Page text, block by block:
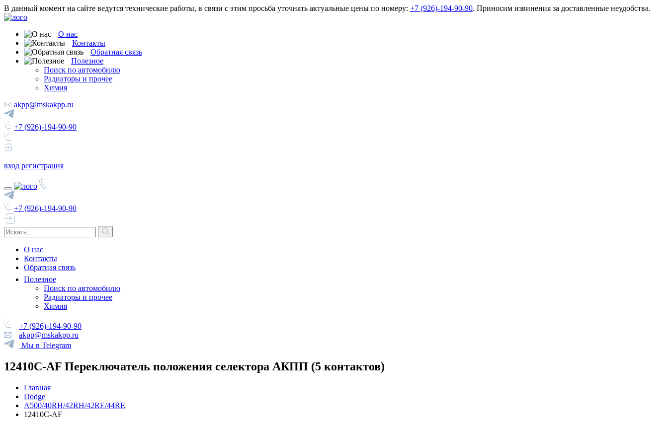
В данный момент на сайте ведутся технические работы, в связи с этим просьба уточнять актуальные цены по номеру: +7 (926)-194-90-90. Приносим извинения за доставленные неудобства.
О нас
Контакты
Обратная связь
Полезное
Поиск по автомобилю
Радиаторы и прочее
Химия
akpp@mskakpp.ru
+7 (926)-194-90-90
вход регистрация
+7 (926)-194-90-90
О нас
Контакты
Обратная связь
Полезное
Поиск по автомобилю
Радиаторы и прочее
Химия
+7 (926)-194-90-90
akpp@mskakpp.ru
Мы в Telegram
12410C-AF Переключатель положения селектора АКПП (5 контактов)
Главная
Dodge
A500/40RH/42RH/42RE/44RE
12410C-AF